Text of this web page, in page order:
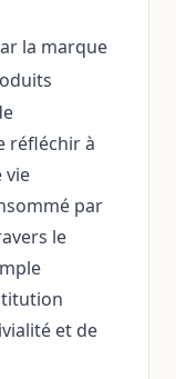
la marque
réfléchir à
vie
par
le
et de